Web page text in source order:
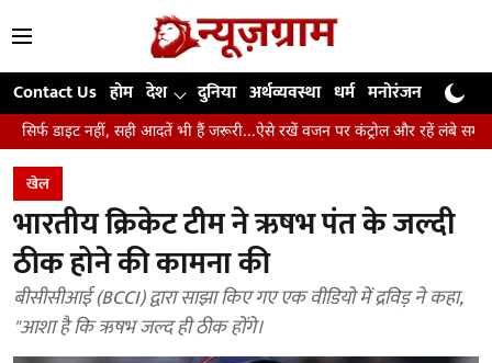
Contact Us होम देश दुनिया अर्थव्यवस्था धर्म मनोरंजन खेल
सही आदतें भी हैं जरूरी...ऐसे रखें वजन पर कंट्रोल और रहें लंबे समय तक स्वस्थ
खेल
भारतीय क्रिकेट टीम ने ऋषभ पंत के जल्दी
ठीक होने की कामना की
बीसीसीआई (BCCI) द्वारा साझा किए गए एक वीडियो में द्रविड़ ने कहा,
"आशा है कि ऋषभ जल्द ही ठीक होंगे।